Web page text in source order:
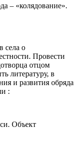
– «колядование».
села о
Провести
отцом
литературу, в
и развития обряда
:
Объект